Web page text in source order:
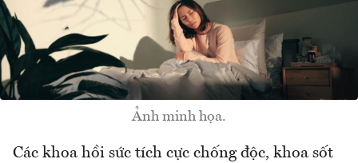
Ảnh minh họa.
Các khoa hồi sức tích cực chống độc, khoa sốt